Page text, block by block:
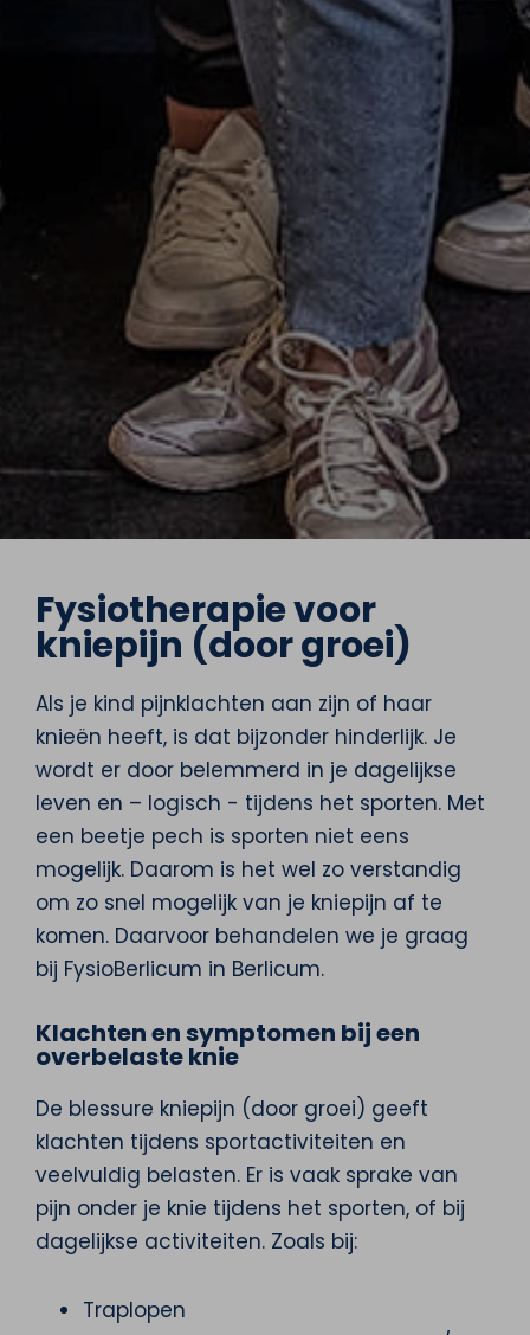
Fysiotherapie voor
kniepijn (door groei)
Als je kind pijnklachten aan zijn of haar
knieën heeft, is dat bijzonder hinderlijk. Je
wordt er door belemmerd in je dagelijkse
leven en – logisch - tijdens het sporten. Met
een beetje pech is sporten niet eens
mogelijk. Daarom is het wel zo verstandig
om zo snel mogelijk van je kniepijn af te
komen. Daarvoor behandelen we je graag
bij FysioBerlicum in Berlicum.
Klachten en symptomen bij een
overbelaste knie
De blessure kniepijn (door groei) geeft
klachten tijdens sportactiviteiten en
veelvuldig belasten. Er is vaak sprake van
pijn onder je knie tijdens het sporten, of bij
dagelijkse activiteiten. Zoals bij:
Traplopen